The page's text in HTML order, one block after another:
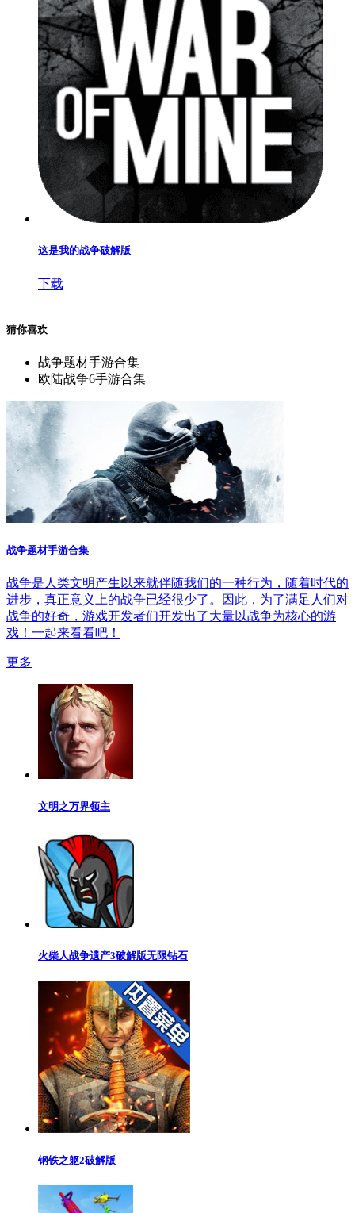
这是我的战争破解版
下载
猜你喜欢
战争题材手游合集
欧陆战争6手游合集
战争题材手游合集
战争是人类文明产生以来就伴随我们的一种行为，随着时代的
进步，真正意义上的战争已经很少了。因此，为了满足人们对
战争的好奇，游戏开发者们开发出了大量以战争为核心的游
戏！一起来看看吧！
更多
文明之万界领主
火柴人战争遗产3破解版无限钻石
钢铁之躯2破解版